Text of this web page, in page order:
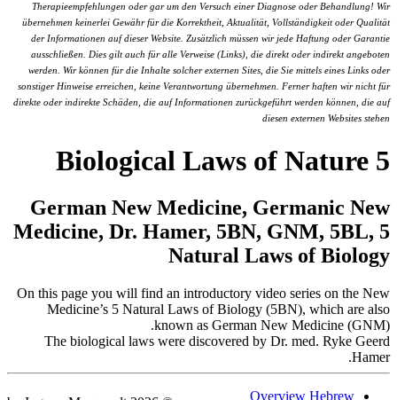
Therapieempfehlungen oder gar um den Versuch einer Diagnose oder Behandlung! Wir
übernehmen keinerlei Gewähr für die Korrektheit, Aktualität, Vollständigkeit oder Qualität
der Informationen auf dieser Website. Zusätzlich müssen wir jede Haftung oder Garantie
ausschließen. Dies gilt auch für alle Verweise (Links), die direkt oder indirekt angeboten
werden. Wir können für die Inhalte solcher externen Sites, die Sie mittels eines Links oder
sonstiger Hinweise erreichen, keine Verantwortung übernehmen. Ferner haften wir nicht für
direkte oder indirekte Schäden, die auf Informationen zurückgeführt werden können, die auf
diesen externen Websites stehen
5 Biological Laws of Nature
German New Medicine, Germanic New
Medicine, Dr. Hamer, 5BN, GNM, 5BL, 5
Natural Laws of Biology
On this page you will find an introductory video series on the New
Medicine’s 5 Natural Laws of Biology (5BN), which are also
known as German New Medicine (GNM).
The biological laws were discovered by Dr. med. Ryke Geerd
Hamer.
Overview Hebrew